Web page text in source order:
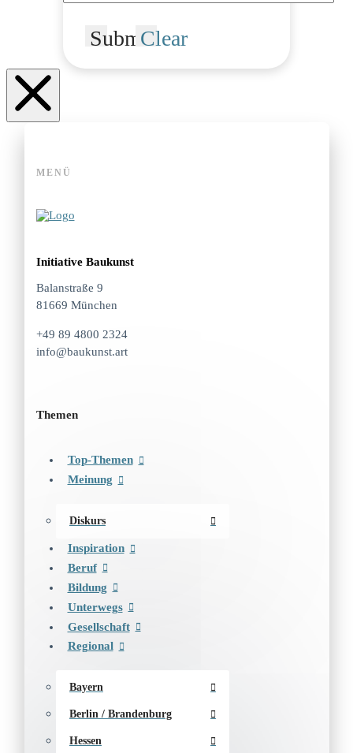
SubmitClear
MENÜ
Initiative Baukunst
Balanstraße 9
81669 München
+49 89 4800 2324
info@baukunst.art
Themen
Top-Themen
Meinung
Diskurs
Inspiration
Beruf
Bildung
Unterwegs
Gesellschaft
Regional
Bayern
Berlin / Brandenburg
Hessen